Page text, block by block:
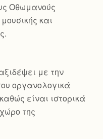
Οθωμανούς
και
με την
οργανολογικά
είναι ιστορικά
της